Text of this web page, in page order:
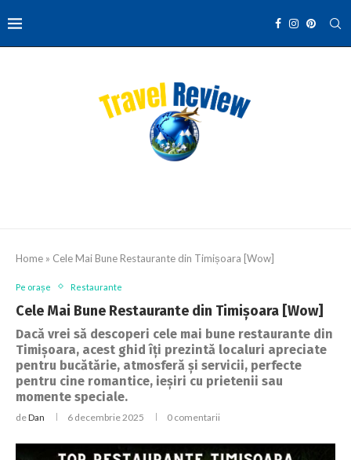
Home » Cele Mai Bune Restaurante din Timișoara [Wow]
Pe orașe Restaurante
Cele Mai Bune Restaurante din Timișoara [Wow]
Dacă vrei să descoperi cele mai bune restaurante din
Timișoara, acest ghid îți prezintă localuri apreciate
pentru bucătărie, atmosferă și servicii, perfecte
pentru cine romantice, ieșiri cu prietenii sau
momente speciale.
deDan 6 decembrie 2025 0 comentarii